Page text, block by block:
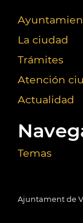
La ciudad
Trámites
Atención
Actualidad
Temas
Ajuntament de